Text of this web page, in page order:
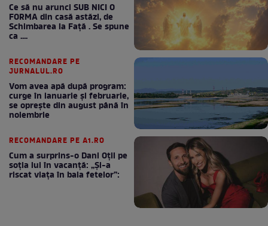
Ce să nu arunci SUB NICI O
FORMA din casă astăzi, de
Schimbarea la Față . Se spune
ca ....
RECOMANDARE PE
JURNALUL.RO
Vom avea apă după program:
curge în ianuarie și februarie,
se oprește din august până în
noiembrie
RECOMANDARE PE A1.RO
Cum a surprins-o Dani Oțil pe
soția lui în vacanță: „Și-a
riscat viața în baia fetelor”: